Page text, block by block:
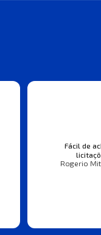
Fácil de
Rogerio